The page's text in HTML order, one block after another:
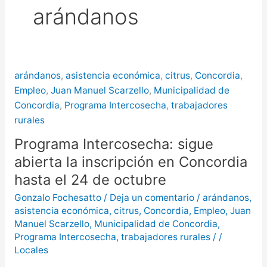
puntos de Concordia
Concordia
arándanos
arándanos, asistencia económica, citrus, Concordia,
Empleo, Juan Manuel Scarzello, Municipalidad de
Concordia, Programa Intercosecha, trabajadores
rurales
Programa Intercosecha: sigue
abierta la inscripción en Concordia
hasta el 24 de octubre
Gonzalo Fochesatto / Deja un comentario / arándanos,
asistencia económica, citrus, Concordia, Empleo, Juan
Manuel Scarzello, Municipalidad de Concordia,
Programa Intercosecha, trabajadores rurales/ /
Locales